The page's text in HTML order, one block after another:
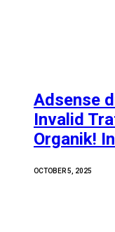
Adsense
Invalid
Organik!
OCTOBER 5, 2025